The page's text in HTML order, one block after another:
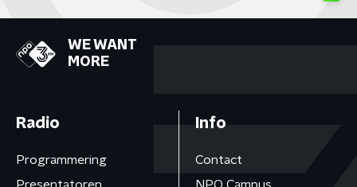
WE WANT
MORE
Radio
Programmering
Info
Contact